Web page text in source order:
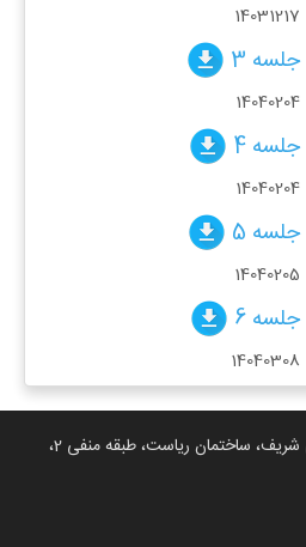
14031217
جلسه 3
14040204
جلسه 4
14040204
جلسه 5
14040205
جلسه 6
14040308
خیابان آزادی، دانشگاه صنعتی شریف، ساختمان ریاست، طبقه منفی 2،